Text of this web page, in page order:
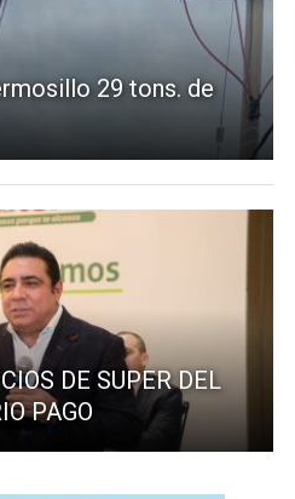
29 tons. de
DE SUPER DEL
PAGO